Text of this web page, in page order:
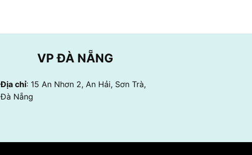
VP ĐÀ NẴNG
Địa chỉ: 15 An Nhơn 2, An Hải, Sơn Trà,
Đà Nẵng